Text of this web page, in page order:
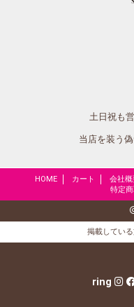
土日祝も
当店を装う
HOME カート 会社概
特定
掲載してい
ring